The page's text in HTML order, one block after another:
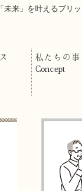
未来」を叶えるブリ
私たちの事
Concept